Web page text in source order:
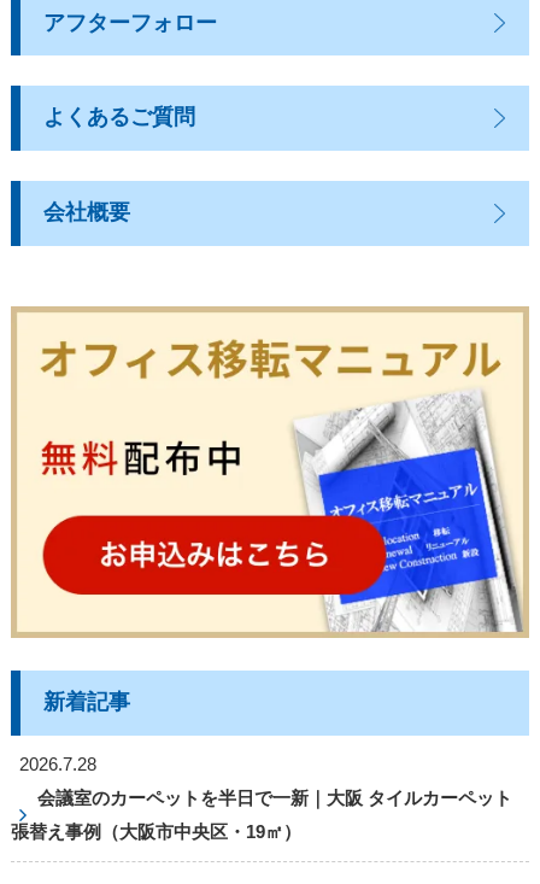
アフターフォロー
よくあるご質問
会社概要
新着記事
2026.7.28
会議室のカーペットを半日で一新｜大阪 タイルカーペット
張替え事例（大阪市中央区・19㎡）